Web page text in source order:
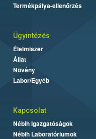
Termékpálya-ellenőrzés
Ügyintézés
Élelmiszer
Állat
Növény
Labor/Egyéb
Kapcsolat
Nébih Igazgatóságok
Nébih Laboratóriumok